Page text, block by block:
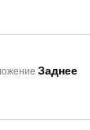
Заднее